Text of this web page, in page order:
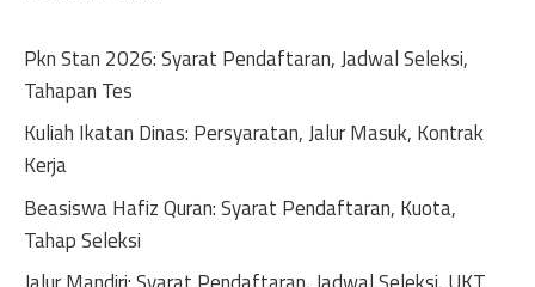
Pkn Stan 2026: Syarat Pendaftaran, Jadwal Seleksi,
Tahapan Tes
Kuliah Ikatan Dinas: Persyaratan, Jalur Masuk, Kontrak
Kerja
Beasiswa Hafiz Quran: Syarat Pendaftaran, Kuota,
Tahap Seleksi